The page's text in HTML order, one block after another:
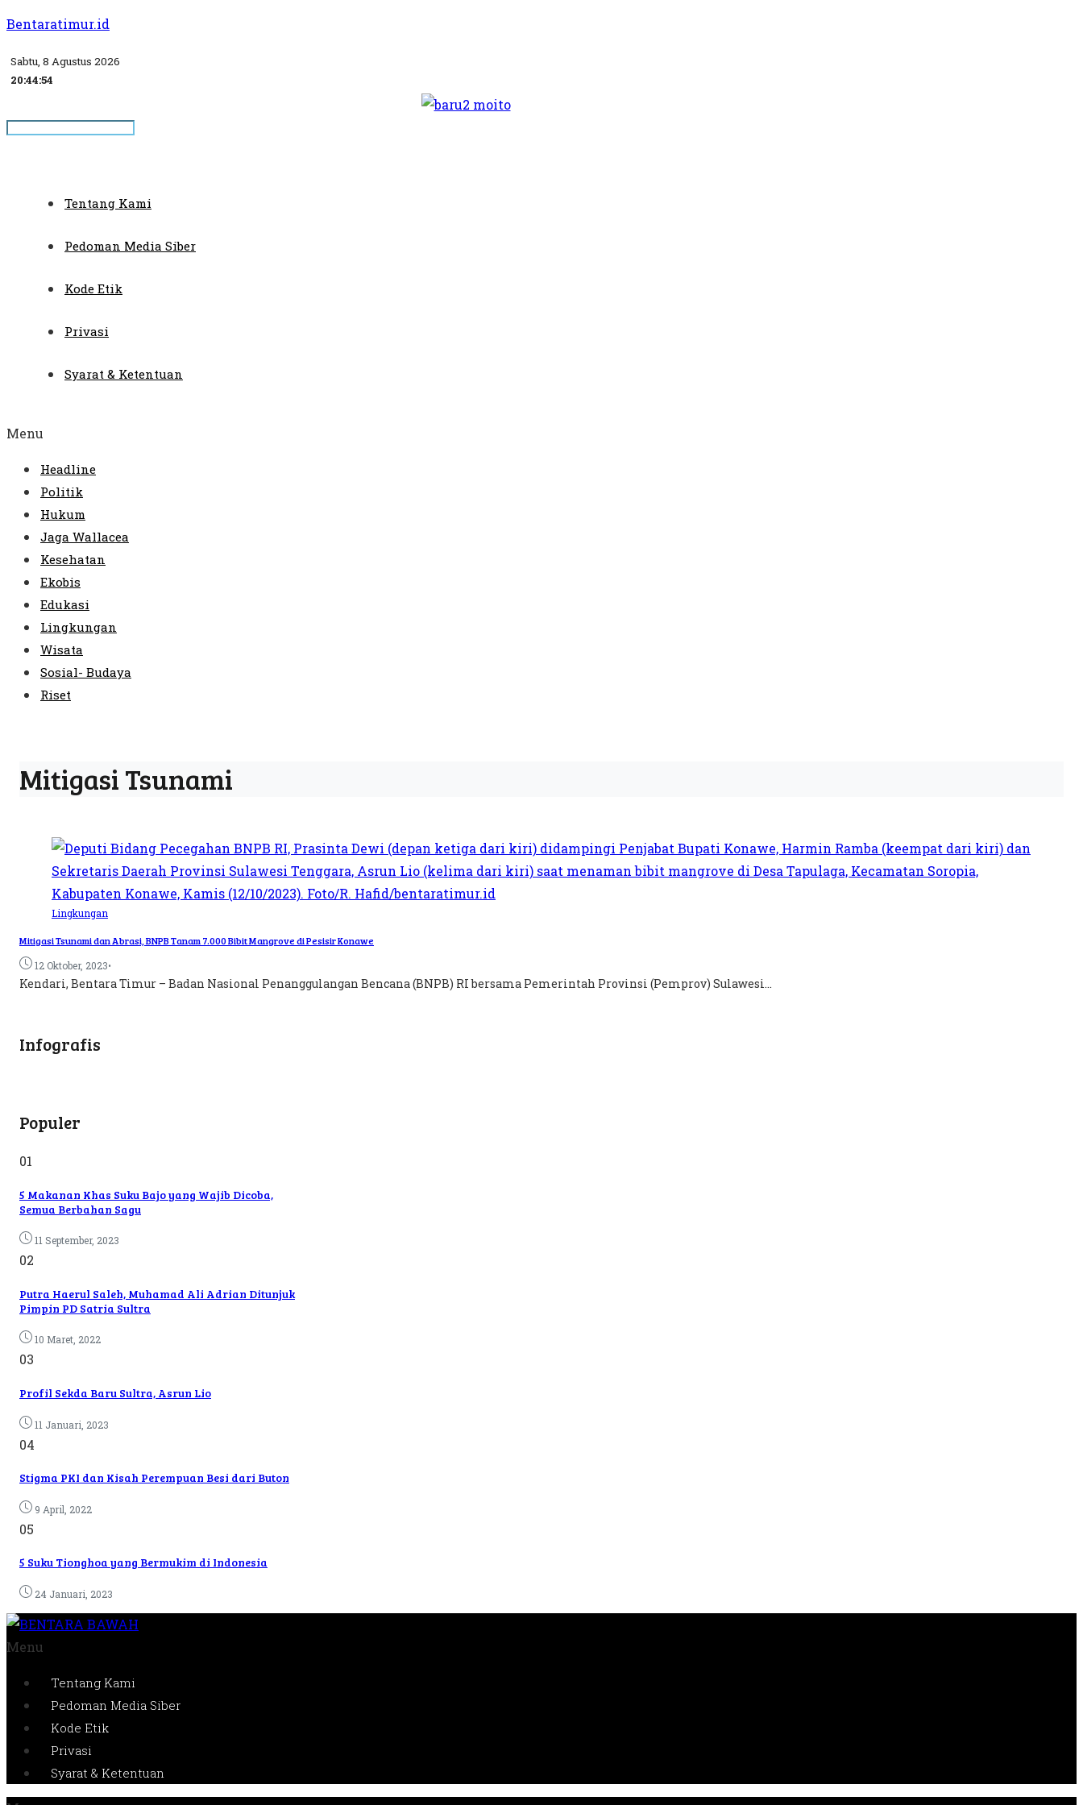
Bentaratimur.id
Sabtu, 8 Agustus 2026
20:44:55
Tentang Kami
Pedoman Media Siber
Kode Etik
Privasi
Syarat & Ketentuan
Menu
Headline
Politik
Hukum
Jaga Wallacea
Kesehatan
Ekobis
Edukasi
Lingkungan
Wisata
Sosial- Budaya
Riset
Mitigasi Tsunami
Lingkungan
Mitigasi Tsunami dan Abrasi, BNPB Tanam 7.000 Bibit Mangrove di Pesisir Konawe
12 Oktober, 2023•
Kendari, Bentara Timur – Badan Nasional Penanggulangan Bencana (BNPB) RI bersama Pemerintah Provinsi (Pemprov) Sulawesi...
Infografis
Populer
01
5 Makanan Khas Suku Bajo yang Wajib Dicoba,
Semua Berbahan Sagu
11 September, 2023
02
Putra Haerul Saleh, Muhamad Ali Adrian Ditunjuk
Pimpin PD Satria Sultra
10 Maret, 2022
03
Profil Sekda Baru Sultra, Asrun Lio
11 Januari, 2023
04
Stigma PKI dan Kisah Perempuan Besi dari Buton
9 April, 2022
05
5 Suku Tionghoa yang Bermukim di Indonesia
24 Januari, 2023
Menu
Tentang Kami
Pedoman Media Siber
Kode Etik
Privasi
Syarat & Ketentuan